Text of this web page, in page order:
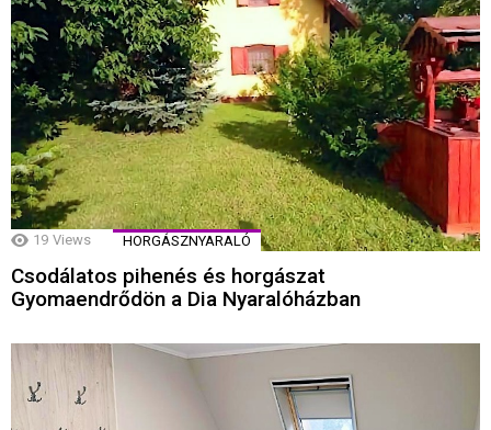
19 Views HORGÁSZNYARALÓ
Csodálatos pihenés és horgászat
Gyomaendrődön a Dia Nyaralóházban